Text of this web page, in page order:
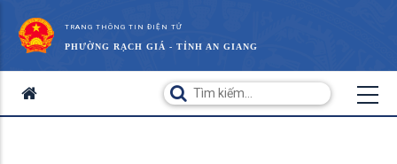
TRANG THÔNG TIN ĐIỆN TỬ
PHƯỜNG RẠCH GIÁ - TỈNH AN GIANG